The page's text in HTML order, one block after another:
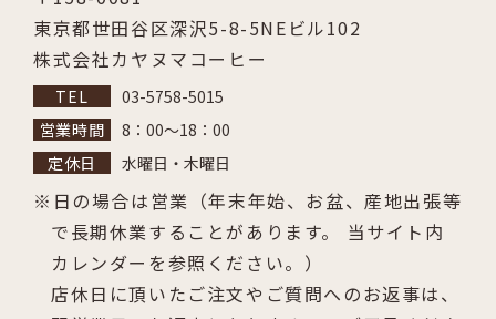
東京都世田谷区深沢5-8-5NEビル102
株式会社カヤヌマコーヒー
03-5758-5015
8：00～18：00
水曜日・木曜日
日の場合は営業（年末年始、お盆、産地出張等
で長期休業することがあります。 当サイト内
カレンダーを参照ください。）
店休日に頂いたご注文やご質問へのお返事は、